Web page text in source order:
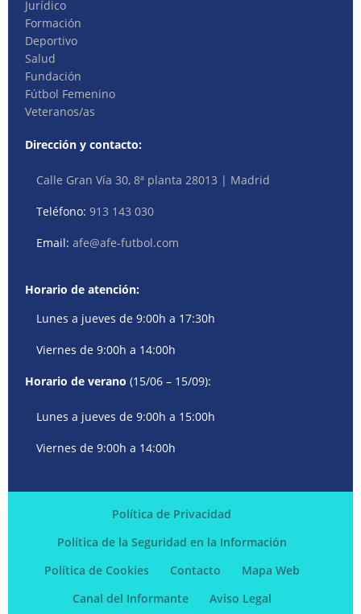
Jurídico
Formación
Deportivo
Salud
Fundación
Fútbol Femenino
Veteranos/as
Dirección y contacto:
Calle Gran Vía 30, 8ª planta 28013 | Madrid
Teléfono:913 143 030
Email:afe@afe-futbol.com
Horario de atención:
Lunes a jueves de 9:00h a 17:30h
Viernes de 9:00h a 14:00h
Horario de verano (15/06 – 15/09):
Lunes a jueves de 9:00h a 15:00h
Viernes de 9:00h a 14:00h
Política de Privacidad
Política de la Seguridad en la Información
Política de Cookies
Contacto
Mapa Web
Canal del Informante
Aviso Legal